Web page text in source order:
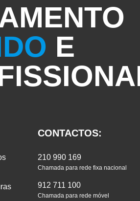
E
CONTACTOS:
210 990 169
Chamada para rede fixa nacional
912 711 100
Chamada para rede móvel